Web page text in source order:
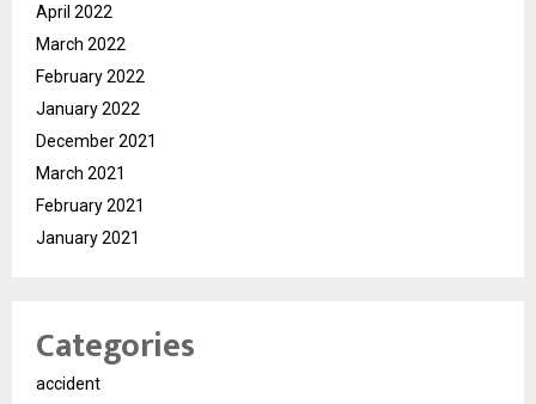
April 2022
March 2022
February 2022
January 2022
December 2021
March 2021
February 2021
January 2021
Categories
accident